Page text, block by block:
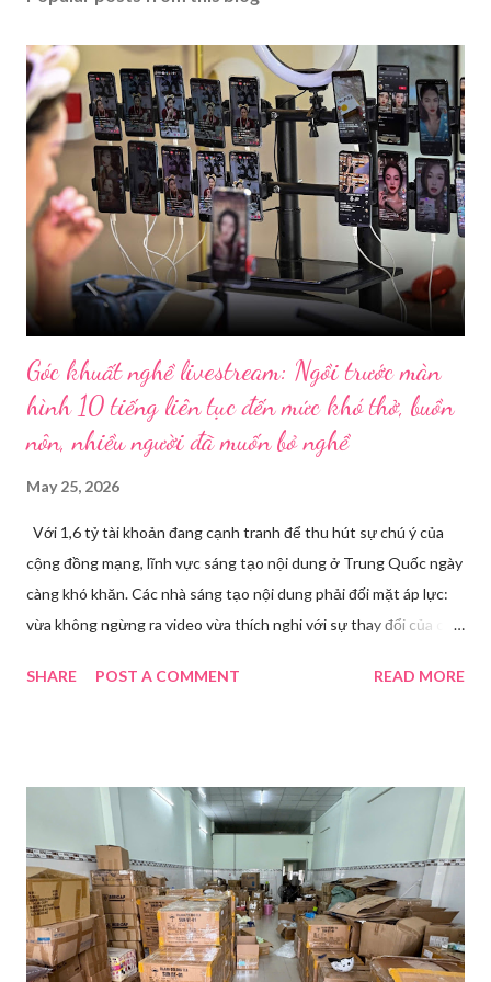
Góc khuất nghề livestream: Ngồi trước màn
hình 10 tiếng liên tục đến mức khó thở, buồn
nôn, nhiều người đã muốn bỏ nghề
May 25, 2026
Với 1,6 tỷ tài khoản đang cạnh tranh để thu hút sự chú ý của
cộng đồng mạng, lĩnh vực sáng tạo nội dung ở Trung Quốc ngày
càng khó khăn. Các nhà sáng tạo nội dung phải đối mặt áp lực:
vừa không ngừng ra video vừa thích nghi với sự thay đổi của các
Huawei tại Hội nghị Di động Thế giới tại Thượng Hải năm 2021.
thay đồ. Chỉ trong vài phút, phòng khách được sắp xếp lại. Hai
đèn chiếu ngược sáng bật lên. Một chiếc điện thoại được gắn cố
định. Cả ba người vào vị trí. Wu đã chuẩn bị sẵn lời thoại và trao
đổi trước cách diễn đạt với ông và mẹ, thậm chí còn bàn xem
dùng từ nào trong phương ngữ Thượng Hải nghe tự nhiên nhất
trên camera. Ông cô nhăn mặt khi nghe giải thích về Thế vận
SHARE POST A COMMENT READ MORE